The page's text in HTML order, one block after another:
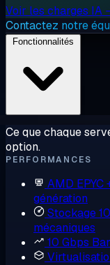
Voir les charges IA
Contactez notre
Ce que chaque
option.
PERFORMANCES
AMD EPYC
génération
Stockage
mécaniques
10 Gbps